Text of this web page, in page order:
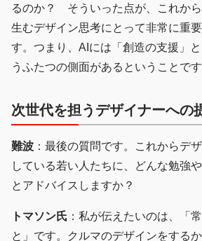
るのか？ そういった点が、これか
生むデザイン思考にとって非常に重
す。つまり、AIには「創造の支援」
うふたつの側面があるということです
次世代を担うデザイナーへの
難波 ：最後の質問です。これからデ
している若い人たちに、どんな勉強
とアドバイスしますか？
トマソン氏 ：私が伝えたいのは、「
と」です。クルマのデザインをする